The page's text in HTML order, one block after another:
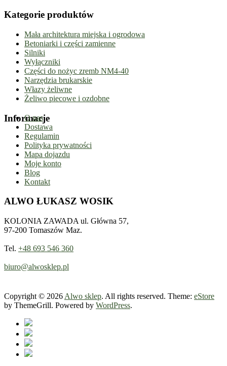
Kategorie produktów
Mała architektura miejska i ogrodowa
Betoniarki i części zamienne
Silniki
Wyłączniki
Części do nożyc zremb NM4-40
Narzędzia brukarskie
Włazy żeliwne
Żeliwo piecowe i ozdobne
Informacje
O nas
Dostawa
Regulamin
Polityka prywatności
Mapa dojazdu
Moje konto
Blog
Kontakt
ALWO ŁUKASZ WOSIK
KOLONIA ZAWADA ul. Główna 57,
97-200 Tomaszów Maz.
Tel. +48 693 546 360
biuro@alwosklep.pl
Copyright © 2026 Alwo sklep. All rights reserved. Theme: eStore
by ThemeGrill. Powered by WordPress.